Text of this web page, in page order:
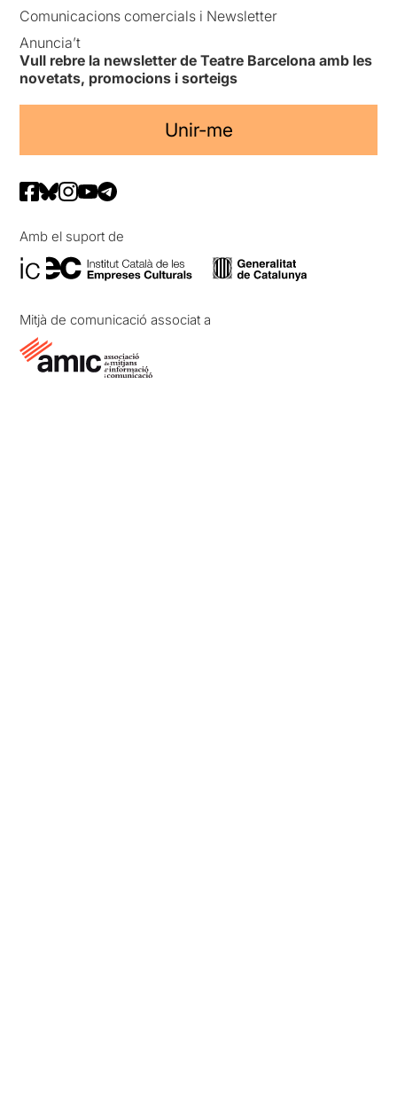
Comunicacions comercials i Newsletter
Anuncia’t
Vull rebre la newsletter de Teatre Barcelona amb les
novetats, promocions i sorteigs
Unir-me
Amb el suport de
Mitjà de comunicació associat a